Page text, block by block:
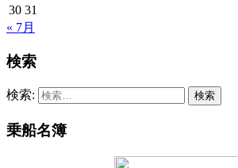
30 31
« 7月
検索
検索:
乗船名簿